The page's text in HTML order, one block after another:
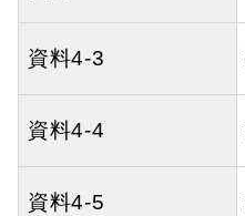
資料4-3
資料4-4
資料4-5